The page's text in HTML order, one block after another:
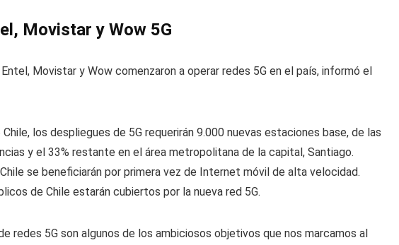
Movistar y Wow 5G
Movistar y Wow comenzaron a operar redes 5G en el país, informó el
los despliegues de 5G requerirán 9.000 nuevas estaciones base, de las
y el 33% restante en el área metropolitana de la capital, Santiago.
se beneficiarán por primera vez de Internet móvil de alta velocidad.
de Chile estarán cubiertos por la nueva red 5G.
redes 5G son algunos de los ambiciosos objetivos que nos marcamos al